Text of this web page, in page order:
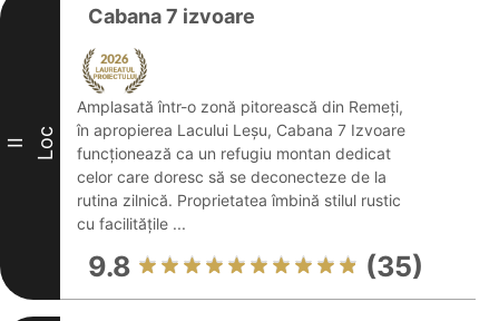
II Loc
Cabana 7 izvoare
Amplasată într-o zonă pitorească din Remeți,
în apropierea Lacului Leșu, Cabana 7 Izvoare
funcționează ca un refugiu montan dedicat
celor care doresc să se deconecteze de la
rutina zilnică. Proprietatea îmbină stilul rustic
cu facilitățile ...
9.8 (35)